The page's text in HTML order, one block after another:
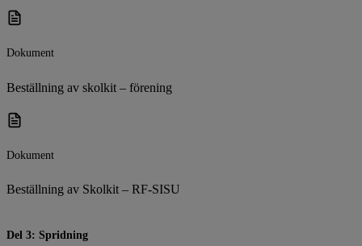
Dokument
Beställning av skolkit – förening
Dokument
Beställning av Skolkit – RF-SISU
Del 3: Spridning